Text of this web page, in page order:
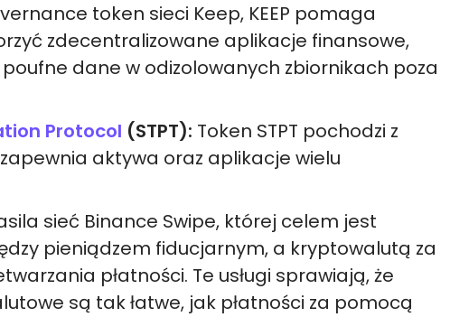
token sieci Keep, KEEP pomaga
zdecentralizowane aplikacje finansowe,
dane w odizolowanych zbiornikach poza
Protocol (STPT): Token STPT pochodzi z
aktywa oraz aplikacje wielu
sieć Binance Swipe, której celem jest
pieniądzem fiducjarnym, a kryptowalutą za
płatności. Te usługi sprawiają, że
są tak łatwe, jak płatności za pomocą